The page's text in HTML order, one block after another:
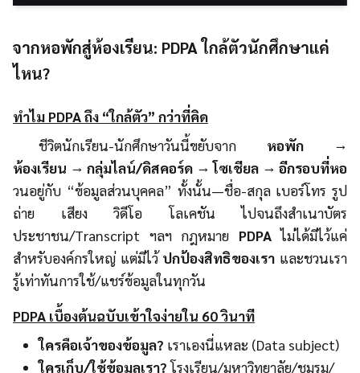
จากหอพักสู่ห้องเรียน: PDPA ใกล้ตัวนักศึกษาแค่
ไหน?
ทำไม PDPA ถึง “ใกล้ตัว” กว่าที่คิด
ชีวิตนักเรียน-นักศึกษาวันนี้ขยับจาก หอพัก →
ห้องเรียน → กลุ่มไลน์/ดิสคอร์ด → โซเชียล → อีกรอบที่หอ
วนอยู่กับ “ข้อมูลส่วนบุคคล” ทั้งนั้น—ชื่อ-สกุล เบอร์โทร รูป
ถ่าย เสียง วิดีโอ โลเคชัน ไปจนถึงสำเนาบัตร
ประชาชน/Transcript ฯลฯ กฎหมาย PDPAไม่ได้มีไว้แค่
สำหรับองค์กรใหญ่ แต่มีไว้ปกป้องสิทธิของเรา และชวนเรา
รู้เท่าทันการใช้/แชร์ข้อมูลในทุกวัน
PDPA เบื้องต้นฉบับเข้าใจง่ายใน 60 วินาที
ใครคือเจ้าของข้อมูล? เราเองนี่แหละ (Data subject)
ใครเก็บ/ใช้ข้อมูลเรา?โรงเรียน/มหาวิทยาลัย/ชมรม/